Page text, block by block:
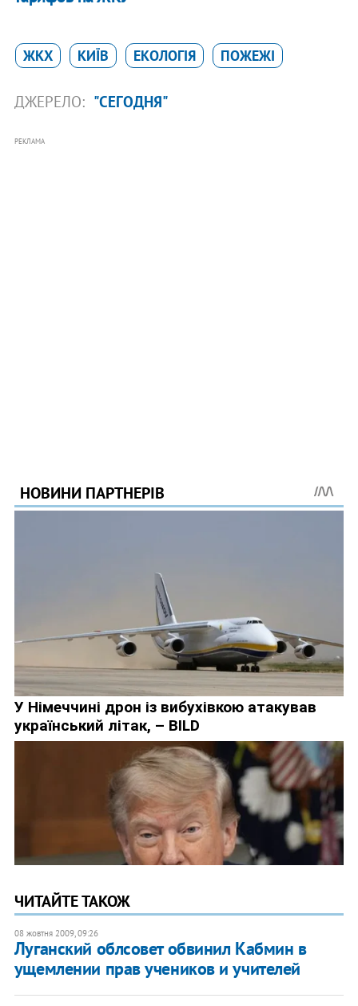
ЖКХ КИЇВ ЕКОЛОГІЯ ПОЖЕЖІ
ДЖЕРЕЛО: "СЕГОДНЯ"
РЕКЛАМА
ЧИТАЙТЕ ТАКОЖ
08 жовтня 2009, 09:26
Луганский облсовет обвинил Кабмин в
ущемлении прав учеников и учителей